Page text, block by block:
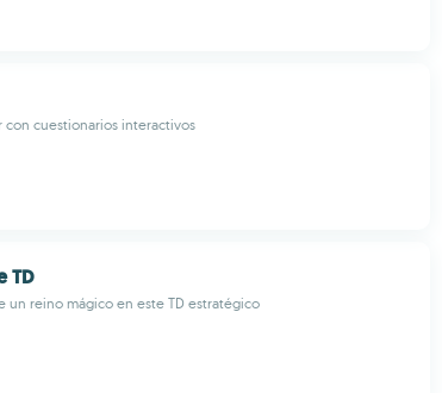
cuestionarios interactivos
TD
un reino mágico en este TD estratégico